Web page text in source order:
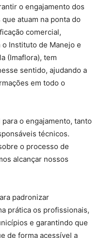
o engajamento dos
atuam na ponta do
comercial,
Instituto de Manejo e
(Imaflora), tem
sentido, ajudando a
em todo o
o engajamento, tanto
técnicos.
o processo de
alcançar nossos
padronizar
prática os profissionais,
e garantindo que
de forma acessível a